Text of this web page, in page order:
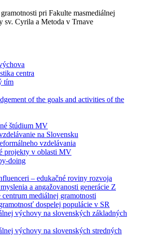
pri Fakulte masmediálnej
sv. Cyrila a Metoda v Trnave
centra
tím
of the goals and activities of the
štúdium MV
na Slovensku
vzdelávania
projekty v oblasti MV
doing
– edukačné roviny rozvoja
a angažovanosti generácie Z
centrum mediálnej gramotnosti
dospelej populácie v SR
výchovy na slovenských základných
výchovy na slovenských stredných